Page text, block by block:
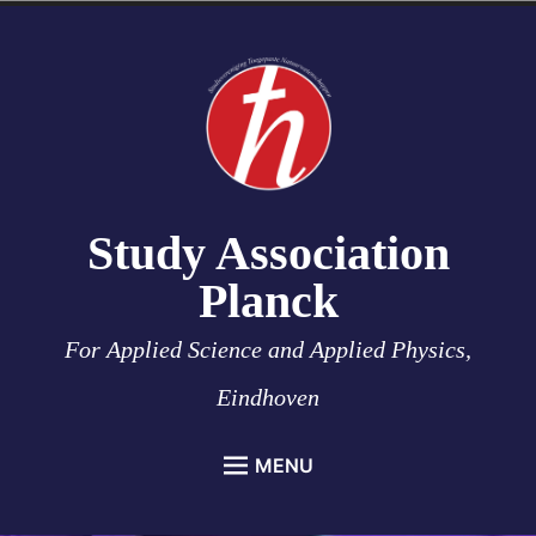
Study Association
Planck
For Applied Science and Applied Physics,
Eindhoven
MENU